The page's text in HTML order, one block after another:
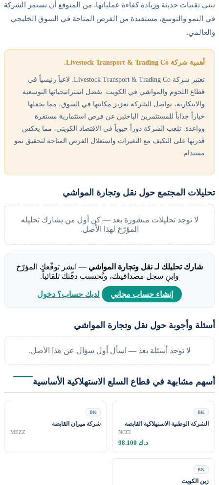
تبني تقنيات حديثة وزيادة كفاءة عملياتها. من المتوقع أن تستمر الشركة
في النمو والتوسع، مستفيدة من الفرص المتاحة في السوق الخليجي
والعالمي.
أهمية شركة Livestock Transport & Trading Co.
تعتبر شركة Livestock Transport & Trading Co. لاعباً رئيسياً في
قطاع اللحوم والمواشي في الكويت. بفضل استراتيجياتها التوسعية
والابتكارية، تواصل الشركة تعزيز مكانتها في السوق، مما يجعلها
خياراً جذاباً للمستثمرين الباحثين عن فرص استثمارية مستقرة
وواعدة. تلعب الشركة دوراً حيوياً في الاقتصاد الكويتي، مما يعكس
قدرتها على التكيف مع التغيرات واستغلال الفرص المتاحة لتحقيق نمو
مستدام.
تحليلات المجتمع حول نقل وتجارة المواشي
لا توجد تحليلات منشورة بعد — كن أول من يشارك تحليله
المؤرّخ لهذا الأصل.
شارك تحليلك لـ نقل وتجارة المواشي — انشر توقّعك المؤرّخ
وابنِ سجل مصداقيتك، وتُحتسب دقّتك تلقائياً.
إنشاء حساب مجاني لديك حساب؟ دخول
أسئلة وأجوبة حول نقل وتجارة المواشي
لا توجد أسئلة بعد — اسأل أول سؤال عن هذا الأصل.
أسهم مشابهة في قطاع السلع الاستهلاكية الأساسية
BK
الشركة الوطنية الاستهلاكية القابضة
NCCI
98.100 د.ك
BK
شركة ميزان القابضة
MEZZ
BK
زين الكويت